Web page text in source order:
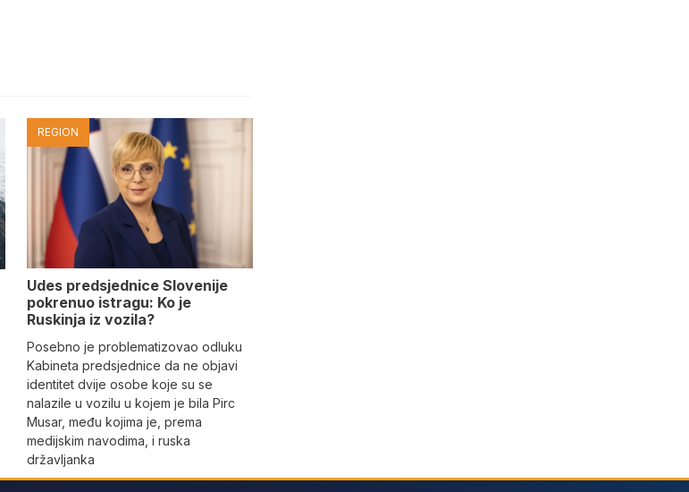
REGION
Udes predsjednice Slovenije
pokrenuo istragu: Ko je
Ruskinja iz vozila?
Posebno je problematizovao odluku
Kabineta predsjednice da ne objavi
identitet dvije osobe koje su se
nalazile u vozilu u kojem je bila Pirc
Musar, među kojima je, prema
medijskim navodima, i ruska
državljanka